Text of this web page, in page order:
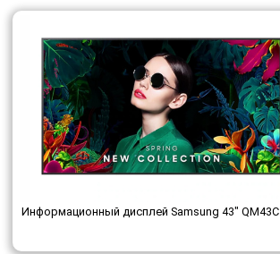
Информационный дисплей Samsung 43" QM43C